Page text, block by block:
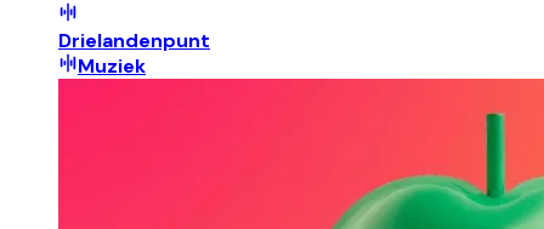
Drielandenpunt
Muziek